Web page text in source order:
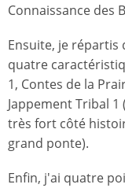
Connaissance des
Ensuite, je répartis
quatre
1, Contes de la
Jappement Tribal 1
très fort côté
grand ponte).
Enfin, j'ai quatre